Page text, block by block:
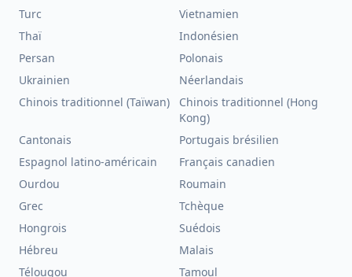
Turc
Vietnamien
Thaï
Indonésien
Persan
Polonais
Ukrainien
Néerlandais
Chinois traditionnel (Taïwan)
Chinois traditionnel (Hong
Kong)
Cantonais
Portugais brésilien
Espagnol latino-américain
Français canadien
Ourdou
Roumain
Grec
Tchèque
Hongrois
Suédois
Hébreu
Malais
Télougou
Tamoul